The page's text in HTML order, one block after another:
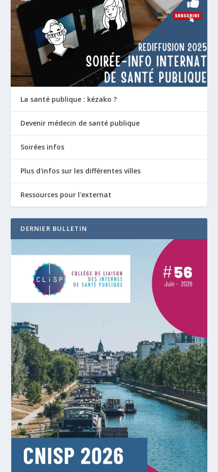
La santé publique : kézako ?
Devenir médecin de santé publique
Soirées infos
Plus d'infos sur les différentes villes
Ressources pour l'externat
DERNIER BULLETIN